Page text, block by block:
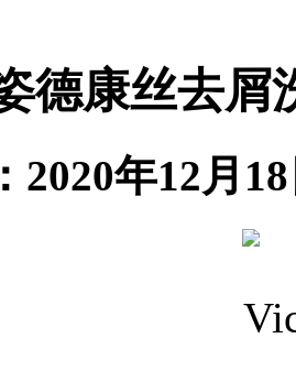
德康丝去屑
2020年12月